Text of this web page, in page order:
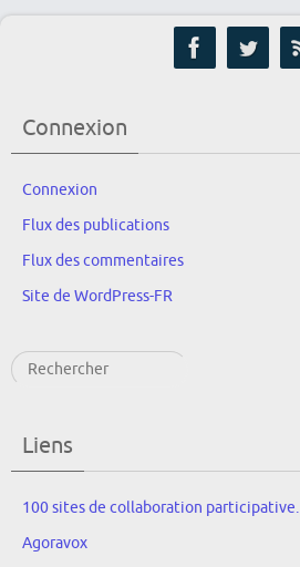
Connexion
Connexion
Flux des publications
Flux des commentaires
Site de WordPress-FR
Rechercher
Liens
100 sites de collaboration participative.
Agoravox